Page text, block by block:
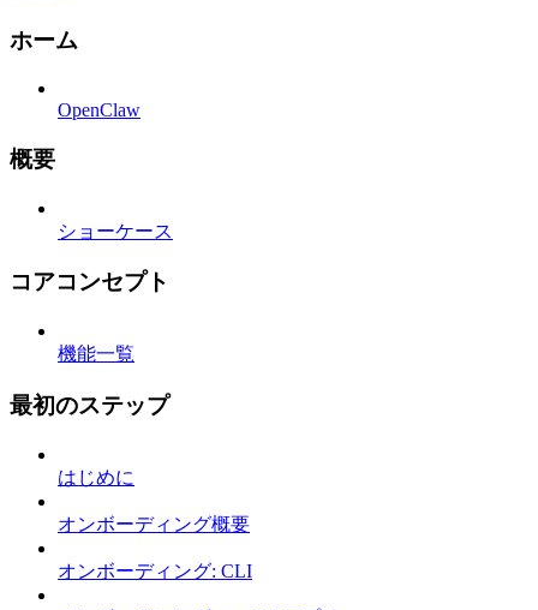
ホーム
OpenClaw
概要
ショーケース
コアコンセプト
機能一覧
最初のステップ
はじめに
オンボーディング概要
オンボーディング: CLI